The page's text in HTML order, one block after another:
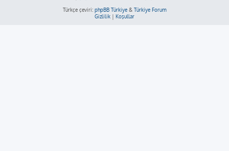
Türkçe çeviri: phpBB Türkiye& Türkiye Forum
Gizlilik | Koşullar